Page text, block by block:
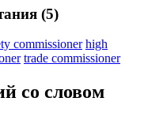
(5)
commissioner high
trade commissioner
со словом